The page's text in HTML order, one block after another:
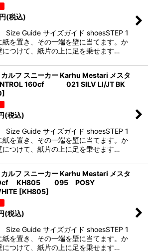
円(税込)
Size Guide サイズガイド shoesSTEP 1
紙を置き、その一端を壁に当てます。か
につけて、紙片の上に足を乗せます…
ルフ スニーカー Karhu Mestari メスタ
160cf 021 SILV LI/JT BK
]
(税込)
Size Guide サイズガイド shoesSTEP 1
紙を置き、その一端を壁に当てます。か
につけて、紙片の上に足を乗せます…
ルフ スニーカー Karhu Mestari メスタ
KH805 095 POSY
[KH805]
(税込)
Size Guide サイズガイド shoesSTEP 1
紙を置き、その一端を壁に当てます。か
につけて、紙片の上に足を乗せます…